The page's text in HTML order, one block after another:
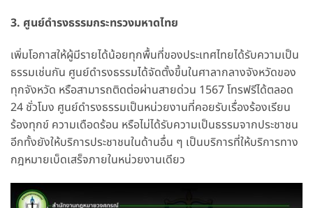
3. ศูนย์ดำรงธรรมกระทรวงมหาดไทย
เพิ่มโอกาสให้ผู้มีรายได้น้อยทุกพื้นที่ของประเทศไทยได้รับความเป็น
ธรรมเช่นกัน ศูนย์ดำรงธรรมได้จัดตั้งขึ้นในศาลากลางจังหวัดของ
ทุกจังหวัด หรือสามารถติดต่อผ่านสายด่วน 1567 โทรฟรีได้ตลอด
24 ชั่วโมง ศูนย์ดำรงธรรมเป็นหน่วยงานที่คอยรับเรื่องร้องเรียน
ร้องทุกข์ ความเดือดร้อน หรือไม่ได้รับความเป็นธรรมจากประชาชน
อีกทั้งยังให้บริการประชาชนในด้านอื่น ๆ เป็นบริการที่ให้บริการทาง
กฎหมายเบ็ดเสร็จภายในหน่วยงานเดียว